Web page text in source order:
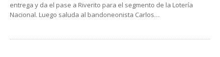
entrega y da el pase a Riverito para el segmento de la Lotería
Nacional. Luego saluda al bandoneonista Carlos…